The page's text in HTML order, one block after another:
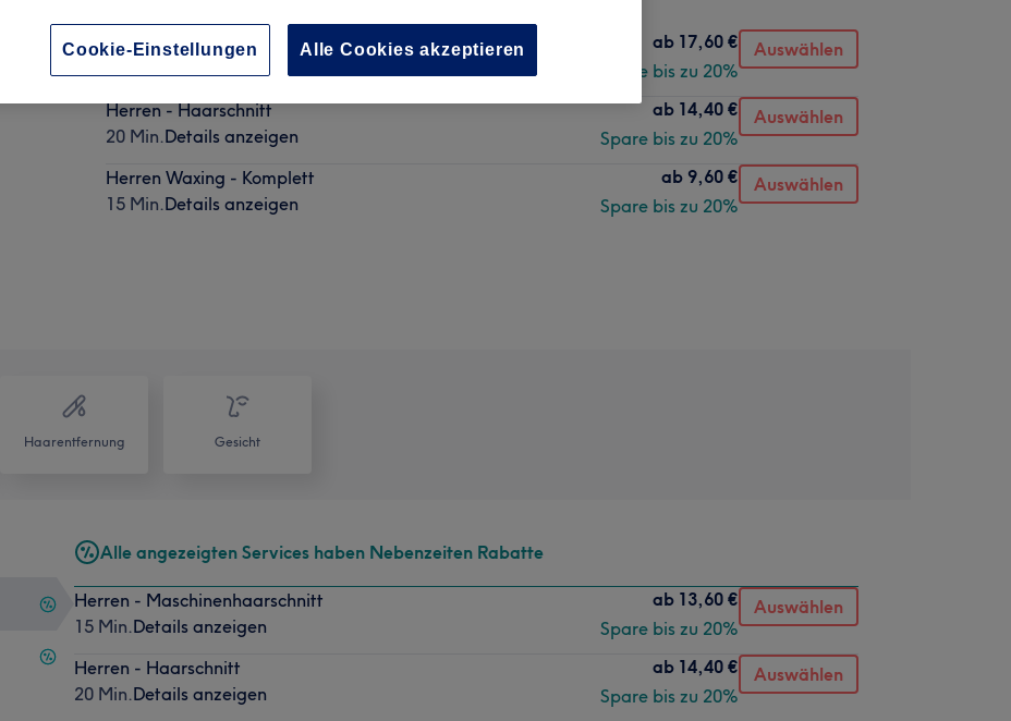
Herren - Waschen, Schneiden & Styling
ab 17,60 €
Spare bis zu 20%
Auswählen
Herren - Haarschnitt
20 Min.Details anzeigen
ab 14,40 €
Spare bis zu 20%
Auswählen
Herren Waxing - Komplett
15 Min.Details anzeigen
ab 9,60 €
Spare bis zu 20%
Auswählen
Haarentfernung Gesicht
Alle angezeigten Services haben Nebenzeiten Rabatte
Herren - Maschinenhaarschnitt
15 Min.Details anzeigen
ab 13,60 €
Spare bis zu 20%
Auswählen
Herren - Haarschnitt
20 Min.Details anzeigen
ab 14,40 €
Spare bis zu 20%
Auswählen
Cookie-Einstellungen Alle Cookies akzeptieren